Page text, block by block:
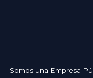
Somos una Empresa